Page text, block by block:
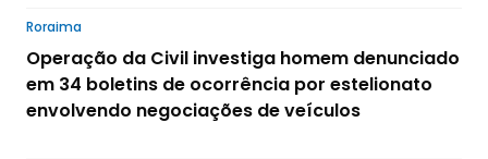
Roraima
Operação da Civil investiga homem denunciado
em 34 boletins de ocorrência por estelionato
envolvendo negociações de veículos